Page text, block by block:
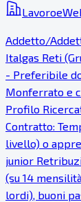
Addetto/
Italgas Reti
- Preferibile
Monferrato e
Profilo
Contratto:
livello) o
junior
(su 14
lordi), buoni